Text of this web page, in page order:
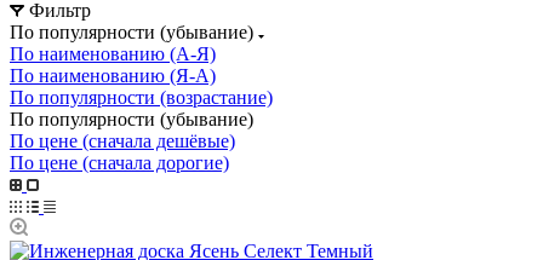
Фильтр
По популярности (убывание)
По наименованию (А-Я)
По наименованию (Я-А)
По популярности (возрастание)
По популярности (убывание)
По цене (сначала дешёвые)
По цене (сначала дорогие)